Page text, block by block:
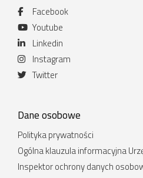
Facebook
Youtube
Linkedin
Instagram
Twitter
Dane osobowe
Polityka prywatności
Ogólna klauzula informacyjna
Inspektor ochrony danych